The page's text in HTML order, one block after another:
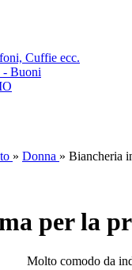
Cuffie ecc.
- Buoni
» Donna » Biancheria
per la
Molto comodo da